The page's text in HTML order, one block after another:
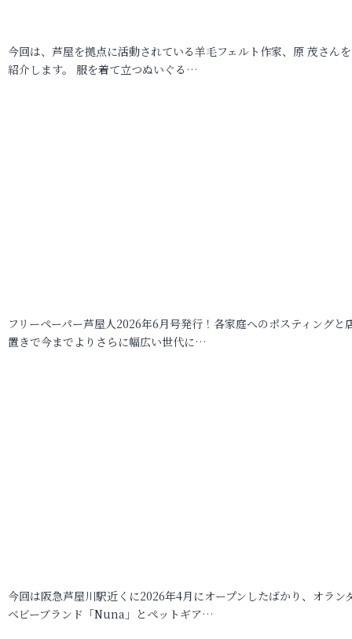
今回は、芦屋を拠点に活動されている羊毛フェルト作家、原 茂さん
紹介します。 服を着て立つぬいぐる…
フリーペーパー芦屋人2026年6月号発行！各家庭へのポスティングと
置きで今までよりさらに幅広い世代に…
今回は阪急芦屋川駅近くに2026年4月にオープンしたばかり、オラン
ベビーブランド「Nuna」とペットギア…